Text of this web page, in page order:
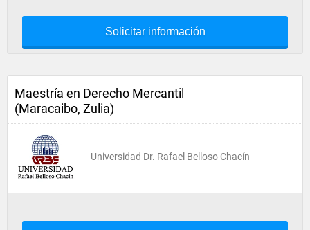
Solicitar información
Maestría en Derecho Mercantil
(Maracaibo, Zulia)
Universidad Dr. Rafael Belloso Chacín